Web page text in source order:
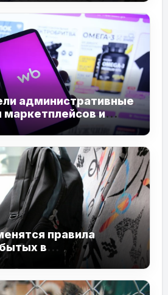
административные
и
правила
в
транспорте вещей